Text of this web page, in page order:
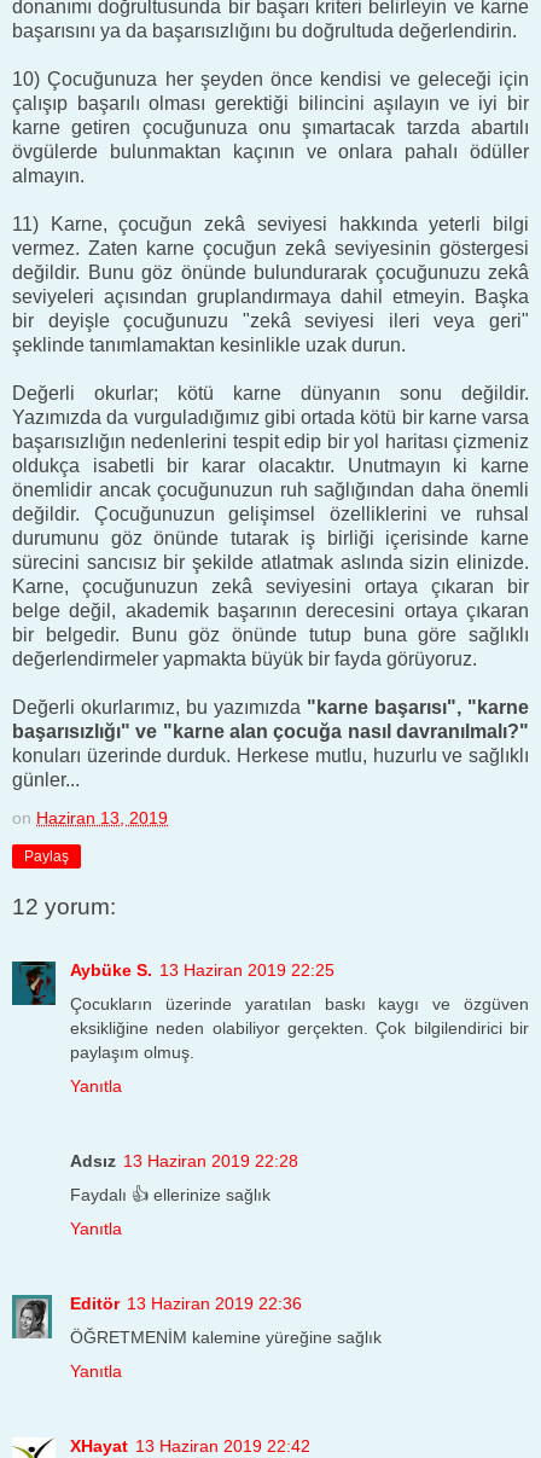
donanımı doğrultusunda bir başarı kriteri belirleyin ve karne
başarısını ya da başarısızlığını bu doğrultuda değerlendirin.
10) Çocuğunuza her şeyden önce kendisi ve geleceği için
çalışıp başarılı olması gerektiği bilincini aşılayın ve iyi bir
karne getiren çocuğunuza onu şımartacak tarzda abartılı
övgülerde bulunmaktan kaçının ve onlara pahalı ödüller
almayın.
11) Karne, çocuğun zekâ seviyesi hakkında yeterli bilgi
vermez. Zaten karne çocuğun zekâ seviyesinin göstergesi
değildir. Bunu göz önünde bulundurarak çocuğunuzu zekâ
seviyeleri açısından gruplandırmaya dahil etmeyin. Başka
bir deyişle çocuğunuzu "zekâ seviyesi ileri veya geri"
şeklinde tanımlamaktan kesinlikle uzak durun.
Değerli okurlar; kötü karne dünyanın sonu değildir.
Yazımızda da vurguladığımız gibi ortada kötü bir karne varsa
başarısızlığın nedenlerini tespit edip bir yol haritası çizmeniz
oldukça isabetli bir karar olacaktır. Unutmayın ki karne
önemlidir ancak çocuğunuzun ruh sağlığından daha önemli
değildir. Çocuğunuzun gelişimsel özelliklerini ve ruhsal
durumunu göz önünde tutarak iş birliği içerisinde karne
sürecini sancısız bir şekilde atlatmak aslında sizin elinizde.
Karne, çocuğunuzun zekâ seviyesini ortaya çıkaran bir
belge değil, akademik başarının derecesini ortaya çıkaran
bir belgedir. Bunu göz önünde tutup buna göre sağlıklı
değerlendirmeler yapmakta büyük bir fayda görüyoruz.
Değerli okurlarımız, bu yazımızda "karne başarısı", "karne
başarısızlığı" ve "karne alan çocuğa nasıl davranılmalı?"
konuları üzerinde durduk. Herkese mutlu, huzurlu ve sağlıklı
günler...
on Haziran 13, 2019
Paylaş
12 yorum:
Aybüke S. 13 Haziran 2019 22:25
Çocukların üzerinde yaratılan baskı kaygı ve özgüven
eksikliğine neden olabiliyor gerçekten. Çok bilgilendirici bir
paylaşım olmuş.
Yanıtla
Adsız 13 Haziran 2019 22:28
Faydalı 👍 ellerinize sağlık
Yanıtla
Editör 13 Haziran 2019 22:36
ÖĞRETMENİM kalemine yüreğine sağlık
Yanıtla
XHayat 13 Haziran 2019 22:42